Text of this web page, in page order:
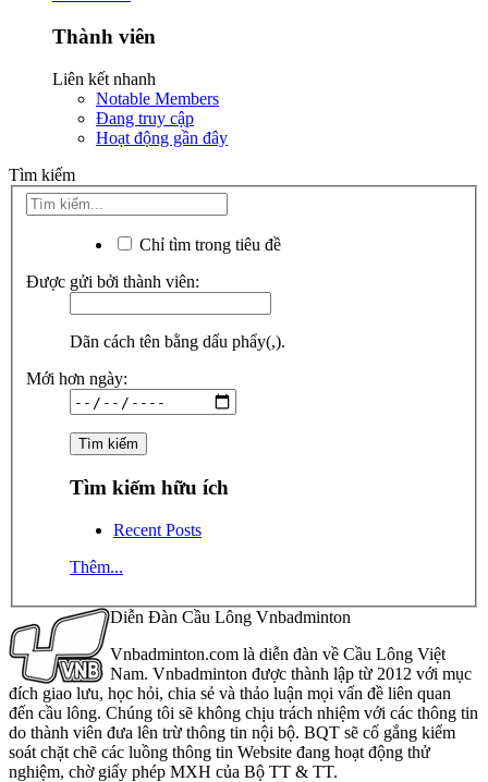
Thành viên
Liên kết nhanh
Notable Members
Đang truy cập
Hoạt động gần đây
Tìm kiếm
Chỉ tìm trong tiêu đề
Được gửi bởi thành viên:
Dãn cách tên bằng dấu phẩy(,).
Mới hơn ngày:
Tìm kiếm hữu ích
Recent Posts
Thêm...
Diễn Đàn Cầu Lông Vnbadminton
Vnbadminton.com là diễn đàn về Cầu Lông Việt
Nam. Vnbadminton được thành lập từ 2012 với mục
đích giao lưu, học hỏi, chia sẻ và thảo luận mọi vấn đề liên quan
đến cầu lông. Chúng tôi sẽ không chịu trách nhiệm với các thông tin
do thành viên đưa lên trừ thông tin nội bộ. BQT sẽ cố gắng kiểm
soát chặt chẽ các luồng thông tin Website đang hoạt động thử
nghiệm, chờ giấy phép MXH của Bộ TT & TT.